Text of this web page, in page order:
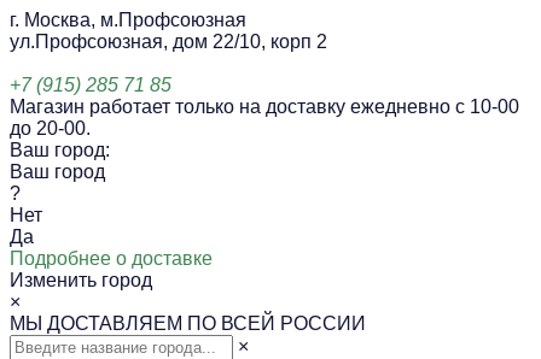
г. Москва, м.Профсоюзная
ул.Профсоюзная, дом 22/10, корп 2
+7 (915) 285 71 85
Магазин работает только на доставку ежедневно с 10-00
до 20-00.
Ваш город:
Ваш город
?
Нет
Да
Подробнее о доставке
Изменить город
×
МЫ ДОСТАВЛЯЕМ ПО ВСЕЙ РОССИИ
×